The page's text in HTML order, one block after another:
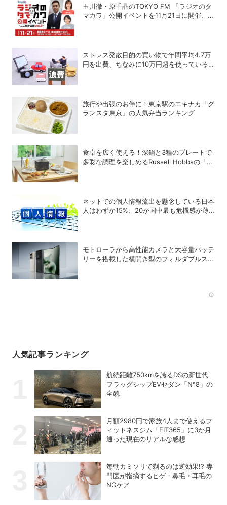
玉川徹・原千晶のTOKYO FM 「ラジオのタ
マカワ」公開イベントを11月21日に開催、ゲ
ストレス発散目的の買い物で年間平均4.7万
円を出費、ちなみに10万円超を使っている
旅行や出張のお伴に！東京駅のエキナカ「グ
ランスタ東京」の人気弁当ランキング
食卓を広く使える！深鍋と3種のプレートで
多彩な調理を楽しめるRussell Hobbsの「キ
ネットでの個人情報流出を懸念している日本
人はわずか15%、20か国中最も危機感が薄
モトローラから高性能カメラと大容量バッテ
リーを搭載した横開き型のフォルダブルスマ
人気記事ランキング
航続距離750kmを誇るDSの新世代
フラッグシップEVセダン「N°8」の
全貌
月額2980円で家族4人まで使えるフ
ィットネスジム「FIT365」に3か月
通った現在のリアルな感想
毎朝カミソリで剃るのは逆効果!? 専
門医が指摘するヒゲ・鼻毛・耳毛の
NGケア